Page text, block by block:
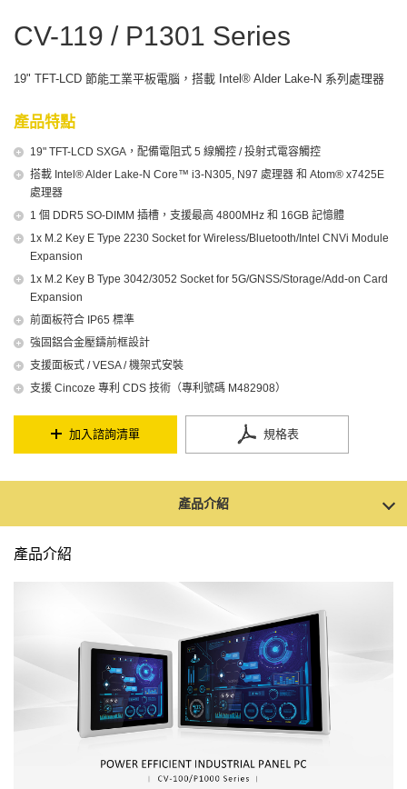
CV-119 / P1301 Series
19" TFT-LCD 節能工業平板電腦，搭載 Intel® Alder Lake-N 系列處理器
產品特點
19" TFT-LCD SXGA，配備電阻式 5 線觸控 / 投射式電容觸控
搭載 Intel® Alder Lake-N Core™ i3-N305, N97 處理器 和 Atom® x7425E
處理器
1 個 DDR5 SO-DIMM 插槽，支援最高 4800MHz 和 16GB 記憶體
1x M.2 Key E Type 2230 Socket for Wireless/Bluetooth/Intel CNVi Module
Expansion
1x M.2 Key B Type 3042/3052 Socket for 5G/GNSS/Storage/Add-on Card
Expansion
前面板符合 IP65 標準
強固鋁合金壓鑄前框設計
支援面板式 / VESA / 機架式安裝
支援 Cincoze 專利 CDS 技術（專利號碼 M482908）
加入諮詢清單 規格表
產品介紹
產品介紹